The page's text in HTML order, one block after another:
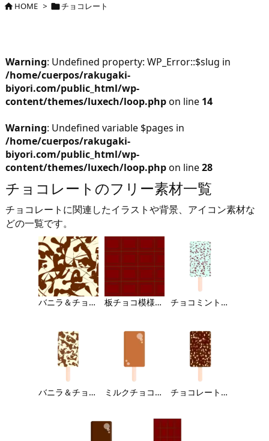
HOME > チョコレート
Warning: Undefined property: WP_Error::$slug in
/home/cuerpos/rakugaki-
biyori.com/public_html/wp-
content/themes/luxech/loop.phpon line 14
Warning: Undefined variable $pages in
/home/cuerpos/rakugaki-
biyori.com/public_html/wp-
content/themes/luxech/loop.phpon line28
チョコレートのフリー素材一覧
チョコレートに関連したイラストや背景、アイコン素材な
どの一覧です。
バニラ＆チョコレート風の背景画像 板チョコ模様の背景画像 チョコミントの棒アイスのイラスト
バニラ＆チョコレートの棒アイスのイラスト ミルクチョコレートの棒アイス チョコレートの棒アイス（アーモンド入り）のイラスト